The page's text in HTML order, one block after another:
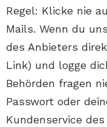
Regel: Klicke nie
Mails. Wenn du
des Anbieters
Link) und logge
Behörden fragen
Passwort oder
Kundenservice